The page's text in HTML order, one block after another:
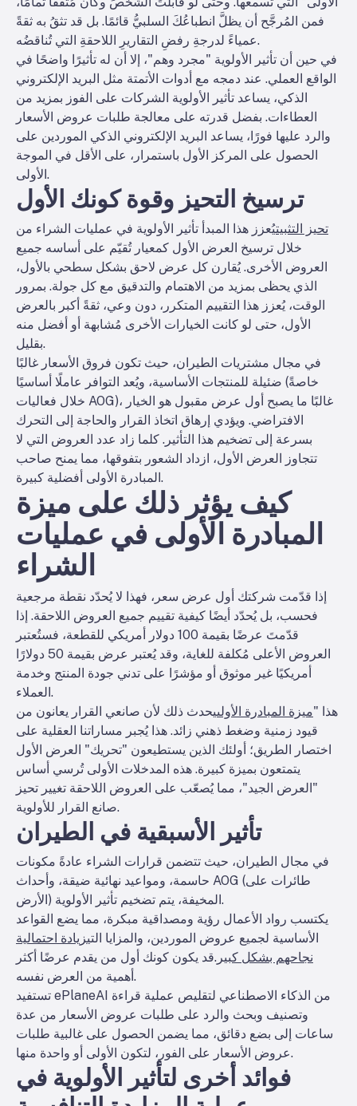
فمن المُرجَّح أن يظلَّ انطباعُكَ السلبيُّ قائمًا. بل قد تثقُ به ثقةً
عمياءً لدرجةِ رفضِ التقاريرِ اللاحقةِ التي تُناقضُه.
في حين أن تأثير الأولوية "مجرد وهم"، إلا أن له تأثيرًا واضحًا في
الواقع العملي. عند دمجه مع أدوات الأتمتة مثل البريد الإلكتروني
الذكي، يساعد تأثير الأولوية الشركات على الفوز بمزيد من
العطاءات. بفضل قدرته على معالجة طلبات عروض الأسعار
والرد عليها فورًا، يساعد البريد الإلكتروني الذكي الموردين على
الحصول على المركز الأول باستمرار، على الأقل في الموجة
الأولى.
ترسيخ التحيز وقوة كونك الأول
تحيز التثبيتيُعزز هذا المبدأ تأثير الأولوية في عمليات الشراء من
خلال ترسيخ العرض الأول كمعيار تُقيّم على أساسه جميع
العروض الأخرى. يُقارن كل عرض لاحق بشكل سطحي بالأول،
الذي يحظى بمزيد من الاهتمام والتدقيق مع كل جولة. بمرور
الوقت، يُعزز هذا التقييم المتكرر، دون وعي، ثقةً أكبر بالعرض
الأول، حتى لو كانت الخيارات الأخرى مُشابهة أو أفضل منه
بقليل.
في مجال مشتريات الطيران، حيث تكون فروق الأسعار غالبًا
ضئيلة للمنتجات الأساسية، ويُعد التوافر عاملًا أساسيًا (خاصةً
خلال فعاليات AOG)، غالبًا ما يصبح أول عرض مقبول هو الخيار
الافتراضي. ويؤدي إرهاق اتخاذ القرار والحاجة إلى التحرك
بسرعة إلى تضخيم هذا التأثير. كلما زاد عدد العروض التي لا
تتجاوز العرض الأول، ازداد الشعور بتفوقها، مما يمنح صاحب
المبادرة الأولى أفضلية كبيرة.
كيف يؤثر ذلك على ميزة
المبادرة الأولى في عمليات
الشراء
إذا قدّمت شركتك أول عرض سعر، فهذا لا يُحدّد نقطة مرجعية
فحسب، بل يُحدّد أيضًا كيفية تقييم جميع العروض اللاحقة. إذا
قدّمتَ عرضًا بقيمة 100 دولار أمريكي للقطعة، فستُعتبر
العروض الأعلى مُكلفة للغاية، وقد يُعتبر عرض بقيمة 50 دولارًا
أمريكيًا غير موثوق أو مؤشرًا على تدني جودة المنتج وخدمة
العملاء.
هذا "ميزة المبادرة الأولىيحدث ذلك لأن صانعي القرار يعانون من
قيود زمنية وضغط ذهني زائد. هذا يُجبر مساراتنا العقلية على
اختصار الطريق؛ أولئك الذين يستطيعون "تحريك" العرض الأول
يتمتعون بميزة كبيرة. هذه المدخلات الأولى تُرسي أساس
"العرض الجيد"، مما يُصعّب على العروض اللاحقة تغيير تحيز
صانع القرار للأولوية.
تأثير الأسبقية في الطيران
في مجال الطيران، حيث تتضمن قرارات الشراء عادةً مكونات
حاسمة، ومواعيد نهائية ضيقة، وأحداث AOG (طائرات على
الأرض) المخيفة، يتم تضخيم تأثير الأولوية.
يكتسب رواد الأعمال رؤية ومصداقية مبكرة، مما يضع القواعد
الأساسية لجميع عروض الموردين، والمزايا التيزيادة احتمالية
نجاحهم بشكل كبير .قد يكون كونك أول من يقدم عرضًا أكثر
أهمية من العرض نفسه.
تستفيد ePlaneAI من الذكاء الاصطناعي لتقليص عملية قراءة
وتصنيف وبحث والرد على طلبات عروض الأسعار من عدة
ساعات إلى بضع دقائق، مما يضمن الحصول على غالبية طلبات
عروض الأسعار على الفور، لتكون الأولى أو واحدة منها.
فوائد أخرى لتأثير الأولوية في